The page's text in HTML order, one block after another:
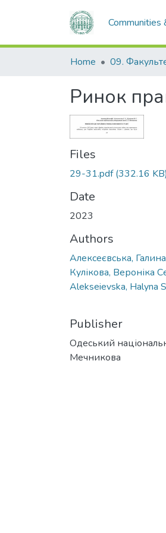
Communities
Home
Ринок
Files
29-31.pdf(332.16 KB)
Date
2023
Authors
Алексеєвська,
Кулікова, Вероніка
Alekseievska, Halyna
Publisher
Одеський
Мечникова